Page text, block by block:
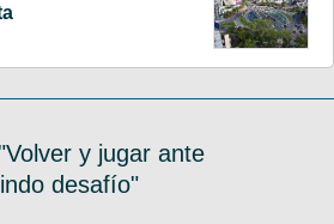
y jugar ante
desafío"